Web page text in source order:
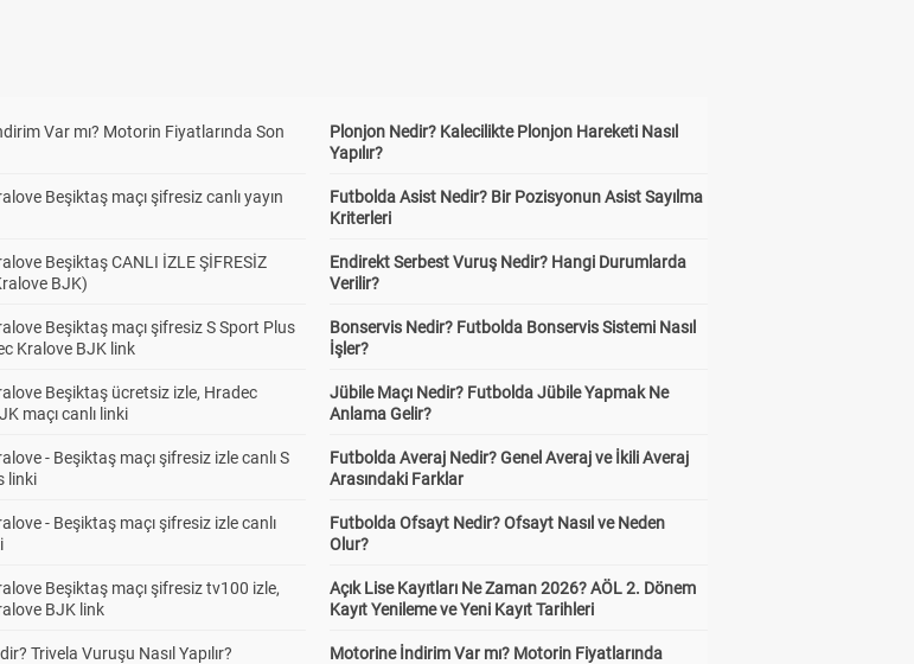
Var mı? Motorin Fiyatlarında Son
Beşiktaş maçı şifresiz canlı yayın
Beşiktaş CANLI İZLE ŞİFRESİZ
BJK)
Beşiktaş maçı şifresiz S Sport Plus
Kralove BJK link
Beşiktaş ücretsiz izle, Hradec
maçı canlı linki
- Beşiktaş maçı şifresiz izle canlı S
linki
- Beşiktaş maçı şifresiz izle canlı
Beşiktaş maçı şifresiz tv100 izle,
BJK link
Trivela Vuruşu Nasıl Yapılır?
Plonjon Nedir? Kalecilikte Plonjon Hareketi Nasıl
Yapılır?
Futbolda Asist Nedir? Bir Pozisyonun Asist Sayılma
Kriterleri
Endirekt Serbest Vuruş Nedir? Hangi Durumlarda
Verilir?
Bonservis Nedir? Futbolda Bonservis Sistemi Nasıl
İşler?
Jübile Maçı Nedir? Futbolda Jübile Yapmak Ne
Anlama Gelir?
Futbolda Averaj Nedir? Genel Averaj ve İkili Averaj
Arasındaki Farklar
Futbolda Ofsayt Nedir? Ofsayt Nasıl ve Neden
Olur?
Açık Lise Kayıtları Ne Zaman 2026? AÖL 2. Dönem
Kayıt Yenileme ve Yeni Kayıt Tarihleri
Motorine İndirim Var mı? Motorin Fiyatlarında